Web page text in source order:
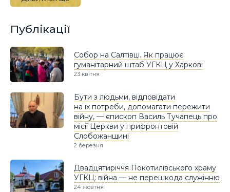
Публікації
Собор на Салтівці. Як працює
гуманітарний штаб УГКЦ у Харкові
23 квітня
Бути з людьми, відповідати
на їх потреби, допомагати пережити
війну, — єпископ Василь Тучапець про
місії Церкви у прифронтовій
Слобожанщині
2 березня
Двадцятиріччя Покотилівського храму
УГКЦ: війна — не перешкода служінню
24 жовтня